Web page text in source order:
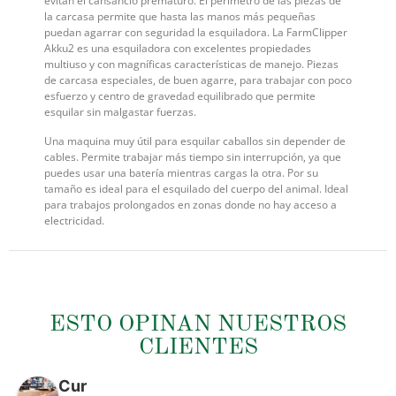
la carcasa permite que hasta las manos más pequeñas
puedan agarrar con seguridad la esquiladora. La FarmClipper
Akku2 es una esquiladora con excelentes propiedades
multiuso y con magníficas características de manejo. Piezas
de carcasa especiales, de buen agarre, para trabajar con poco
esfuerzo y centro de gravedad equilibrado que permite
esquilar sin malgastar fuerzas.
Una maquina muy útil para esquilar caballos sin depender de
cables. Permite trabajar más tiempo sin interrupción, ya que
puedes usar una batería mientras cargas la otra. Por su
tamaño es ideal para el esquilado del cuerpo del animal. Ideal
para trabajos prolongados en zonas donde no hay acceso a
electricidad.
ESTO OPINAN NUESTROS
CLIENTES
Cur